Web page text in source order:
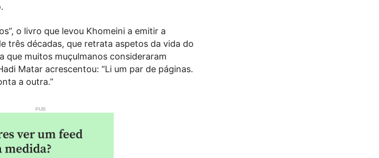
o livro que levou Khomeini a emitir a
três décadas, que retrata aspetos da vida do
que muitos muçulmanos consideraram
Matar acrescentou: “Li um par de páginas.
a outra.”